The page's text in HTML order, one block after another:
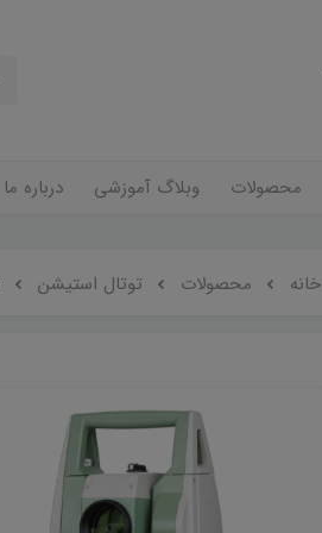
محصولات وبلاگ آموزشی درباره ما
خانه محصولات توتال استیشن